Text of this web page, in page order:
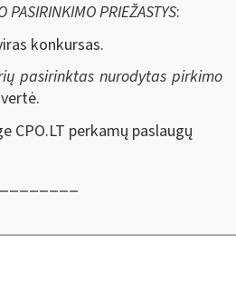
PASIRINKIMO PRIEŽASTYS:
konkursas.
pasirinktas nurodytas pirkimo
CPO.LT perkamų paslaugų